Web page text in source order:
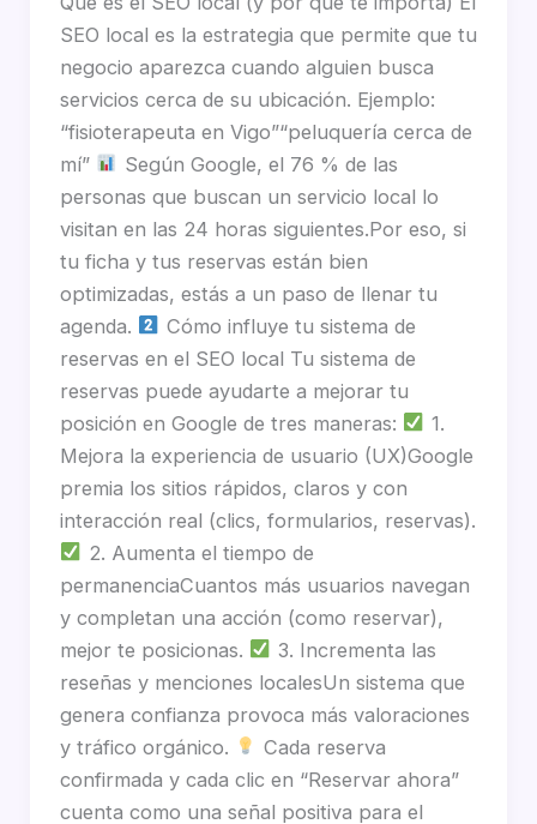
SEO local es la estrategia que permite que tu
negocio aparezca cuando alguien busca
servicios cerca de su ubicación. Ejemplo:
“fisioterapeuta en Vigo”“peluquería cerca de
mí”
Según Google, el 76 % de las
personas que buscan un servicio local lo
visitan en las 24 horas siguientes.Por eso, si
tu ficha y tus reservas están bien
optimizadas, estás a un paso de llenar tu
agenda.
Cómo influye tu sistema de
reservas en el SEO local Tu sistema de
reservas puede ayudarte a mejorar tu
posición en Google de tres maneras:
1.
Mejora la experiencia de usuario (UX)Google
premia los sitios rápidos, claros y con
interacción real (clics, formularios, reservas).
2. Aumenta el tiempo de
permanenciaCuantos más usuarios navegan
y completan una acción (como reservar),
mejor te posicionas.
3. Incrementa las
reseñas y menciones localesUn sistema que
genera confianza provoca más valoraciones
y tráfico orgánico.
Cada reserva
confirmada y cada clic en “Reservar ahora”
cuenta como una señal positiva para el